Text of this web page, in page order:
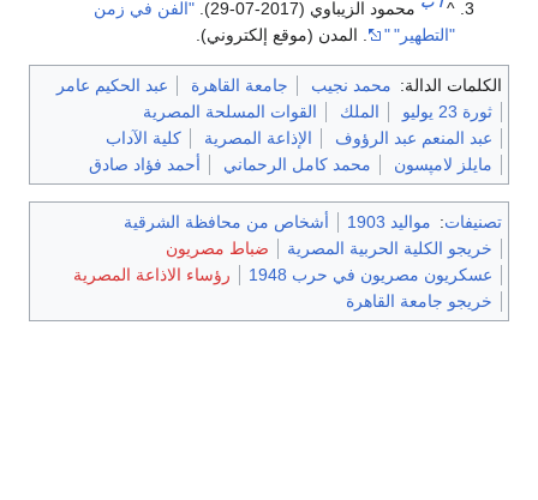
^
محمود الزيباوي (2017-07-29).
"الفن في زمن
"التطهير" " . المدن (موقع إلكتروني).
الكلمات الدالة: محمد نجيب جامعة القاهرة
عبد الحكيم عامر
ثورة 23 يوليو
الملك
القوات المسلحة المصرية
عبد المنعم عبد الرؤوف
الإذاعة المصرية
كلية الآداب
مايلز لامپسون
محمد كامل الرحماني أحمد فؤاد صادق
تصنيفات: مواليد 1903
أشخاص من محافظة الشرقية
خريجو الكلية الحربية المصرية
ضباط مصريون
عسكريون مصريون في حرب 1948
رؤساء الاذاعة المصرية
خريجو جامعة القاهرة